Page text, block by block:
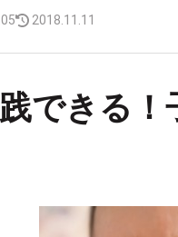
2018.11.11
できる